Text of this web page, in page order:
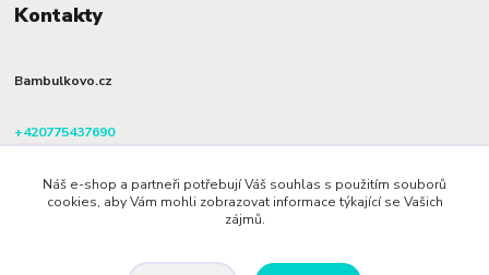
Kontakty
Bambulkovo.cz
+420775437690
info@bambulkovo.cz
Náš e-shop a partneři potřebují Váš souhlas s použitím souborů
cookies, aby Vám mohli zobrazovat informace týkající se Vašich
zájmů.